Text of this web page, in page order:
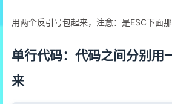
用两个反引号包起来，注意：是ESC下面
单行代码：代码之间分别用
来